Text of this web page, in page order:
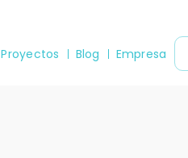
Proyectos Blog Empresa